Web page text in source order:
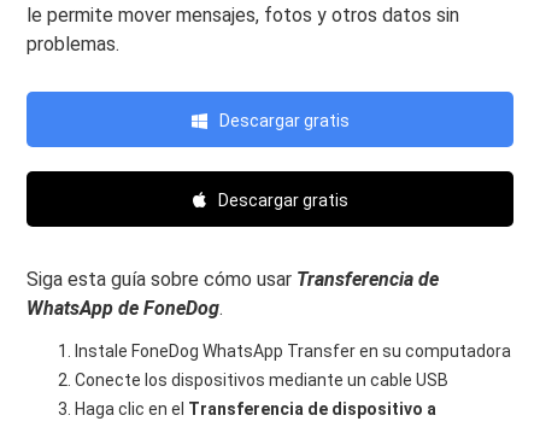
le permite mover mensajes, fotos y otros datos sin
problemas.
Descargar gratis
Descargar gratis
Siga esta guía sobre cómo usar Transferencia de
WhatsApp de FoneDog.
Instale FoneDog WhatsApp Transfer en su computadora
Conecte los dispositivos mediante un cable USB
Haga clic en el Transferencia de dispositivo a